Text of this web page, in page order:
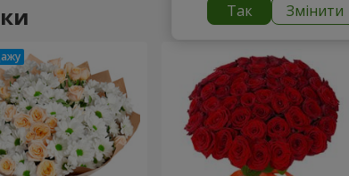
Так
Змінити